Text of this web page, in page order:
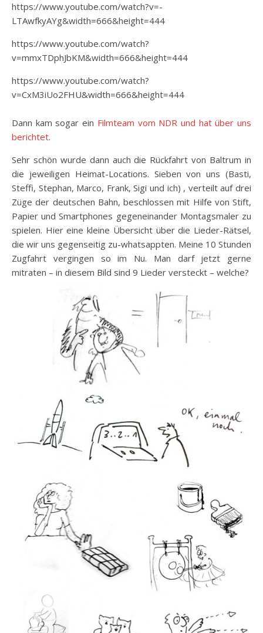
https://www.youtube.com/watch?v=-
LTAwfkyAYg&width=666&height=444
https://www.youtube.com/watch?
v=mmxTDphJbKM&width=666&height=444
https://www.youtube.com/watch?
v=CxM3iUo2FHU&width=666&height=444
Dann kam sogar ein Filmteam vom NDR und hat über uns
berichtet.
Sehr schön wurde dann auch die Rückfahrt von Baltrum in
die jeweiligen Heimat-Locations. Sieben von uns (Basti,
Steffi, Stephan, Marco, Frank, Sigi und ich) , verteilt auf drei
Züge der deutschen Bahn, beschlossen mit Hilfe von Stift,
Papier und Smartphones gegeneinander Montagsmaler zu
spielen. Hier eine kleine Übersicht über die Lieder-Rätsel,
die wir uns gegenseitig zu-whatsappten. Meine 10 Stunden
Zugfahrt vergingen so im Nu. Man darf jetzt gerne
mitraten – in diesem Bild sind 9 Lieder versteckt – welche?